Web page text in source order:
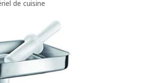
de cuisine